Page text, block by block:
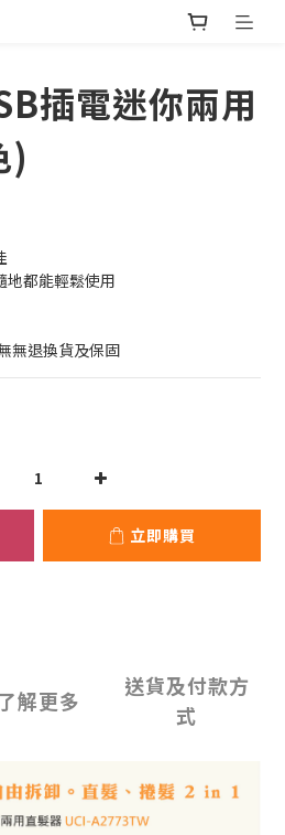
插電迷你兩用
)
地都能輕鬆使用
無退換貨及保固
立即購買
解更多
送貨及付款方
式